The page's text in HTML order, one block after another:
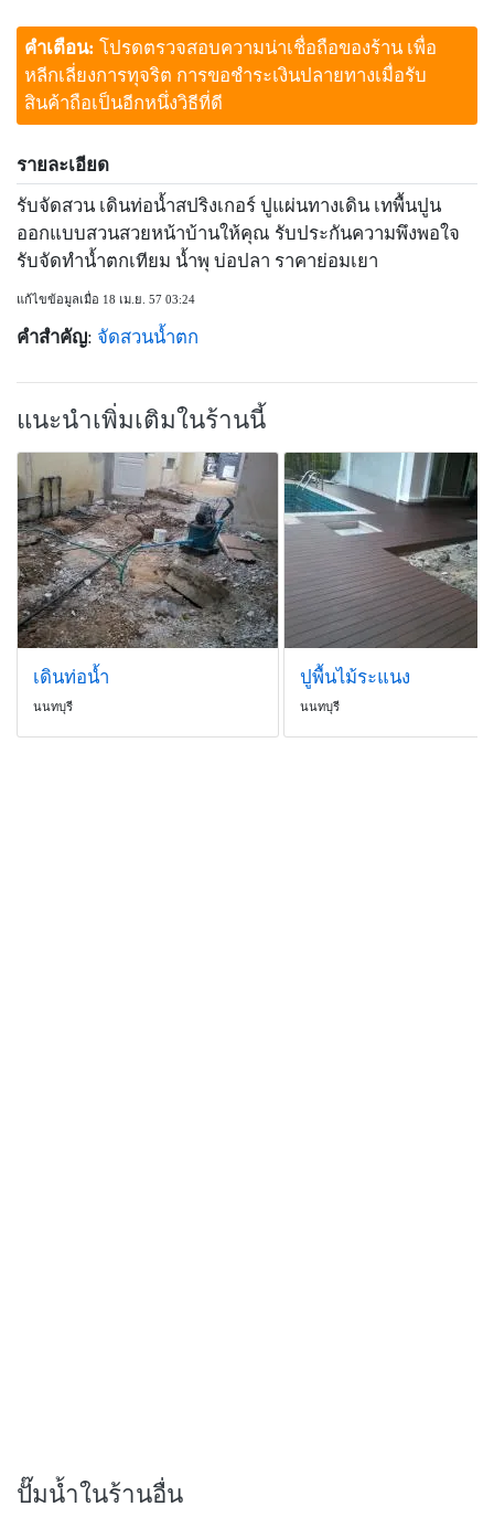
คำเตือน: โปรดตรวจสอบความน่าเชื่อถือของร้าน เพื่อ
หลีกเลี่ยงการทุจริต การขอชำระเงินปลายทางเมื่อรับ
สินค้าถือเป็นอีกหนึ่งวิธีที่ดี
รายละเอียด
รับจัดสวน เดินท่อน้ำสปริงเกอร์ ปูแผ่นทางเดิน เทพื้นปูน
ออกแบบสวนสวยหน้าบ้านให้คุณ รับประกันความพึงพอใจ
รับจัดทำน้ำตกเทียม น้ำพุ บ่อปลา ราคาย่อมเยา
แก้ไขข้อมูลเมื่อ 18 เม.ย. 57 03:24
คำสำคัญ: จัดสวนน้ำตก
แนะนำเพิ่มเติมในร้านนี้
เดินท่อน้ำ
นนทบุรี
ปูพื้นไม้ระแนง
นนทบุรี
ปั๊มน้ำในร้านอื่น